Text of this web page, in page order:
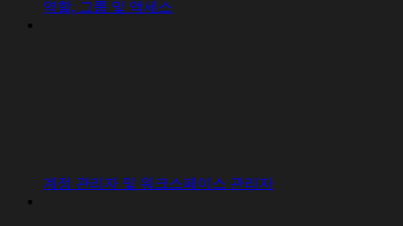
역할, 그룹 및 액세스
계정 관리자 및 워크스페이스 관리자